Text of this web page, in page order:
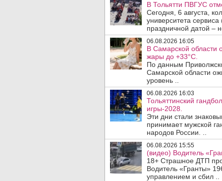
В Тольятти ПВГУС
Сегодня, 6 августа,
университета
праздничной датой –
06.08.2026 16:05
В Самарской области
жары до +33°C.
По данным
Самарской области
уровень ..
06.08.2026 16:03
Тольяттинский
игры-2028.
Эти дни стали
принимает мужской
народов России. ..
06.08.2026 15:55
(видео) Водитель
18+ Страшное ДТП
Водитель «Гранты»
управлением и сбил ..